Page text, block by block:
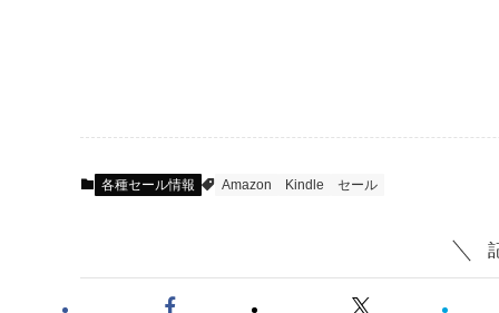
各種セール情報 Amazon Kindle セール